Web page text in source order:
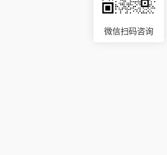
微信扫码咨询